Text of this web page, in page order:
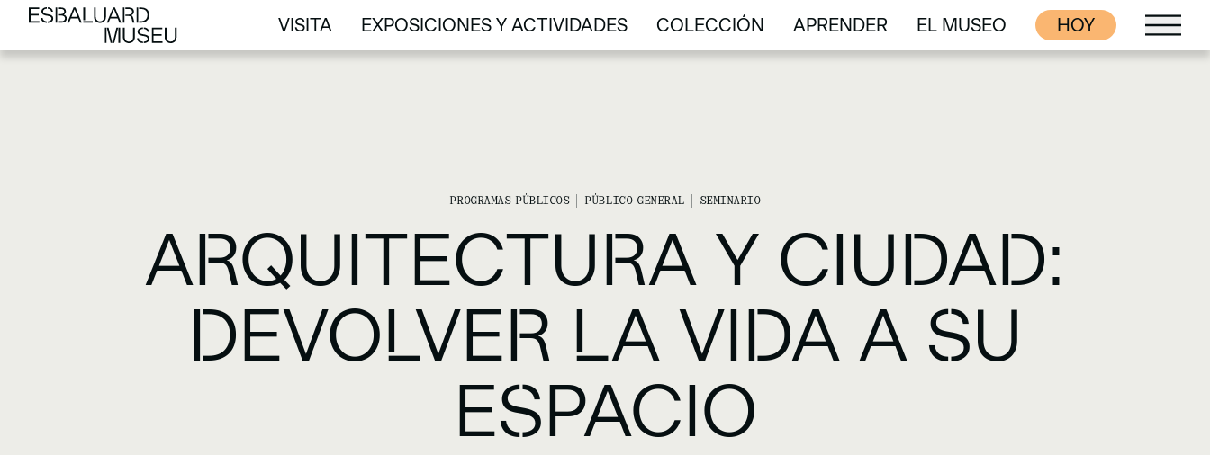
VISITA
VISITA
EXPOSICIONES Y ACTIVIDADES
EXPOSICIONES Y ACTIVIDADES
COLECCIÓN
COLECCIÓN
APRENDER
APRENDER
EL MUSEO
EL MUSEO
HOY
PROGRAMAS PÚBLICOS PÚBLICO GENERAL SEMINARIO
ARQUITECTURA Y CIUDAD:
DEVOLVER LA VIDA A SU
ESPACIO